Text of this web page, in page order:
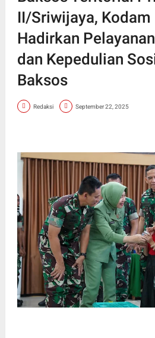
II/Sriwijaya,
Hadirkan
dan Kepedulian
Baksos
Redaksi September 22, 2025